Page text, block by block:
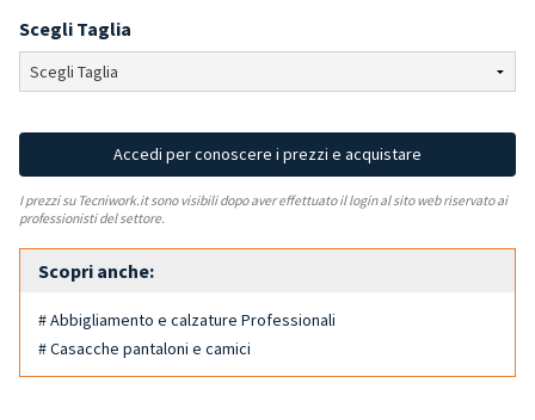
Scegli Taglia
Accedi per conoscere i prezzi e acquistare
I prezzi su Tecniwork.it sono visibili dopo aver effettuato il login al sito web riservato ai
professionisti del settore.
Scopri anche:
# Abbigliamento e calzature Professionali
# Casacche pantaloni e camici